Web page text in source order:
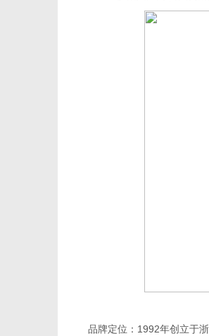
品牌定位：1992年创立于浙